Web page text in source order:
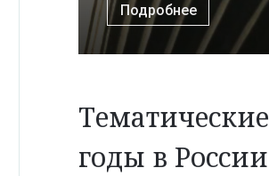
Подробнее
Тематические
годы в России